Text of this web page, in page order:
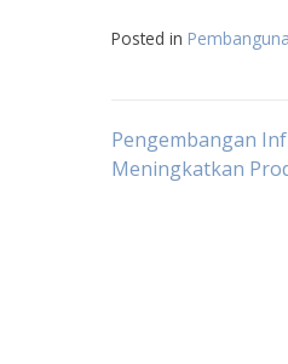
Posted in
Post
Pengembangan
Meningkatkan